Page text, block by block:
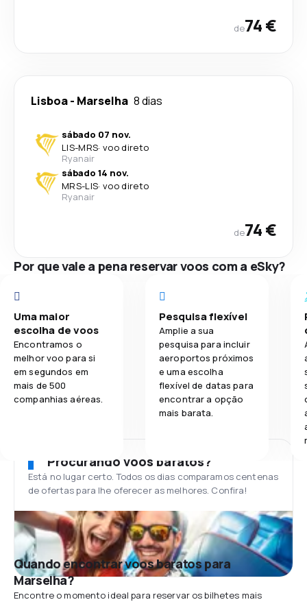
de74 €
Lisboa- Marselha 8 dias
sábado 07 nov.
LIS-MRS· voo direto
Ryanair
sábado 14 nov.
MRS-LIS· voo direto
Ryanair
de74 €
Por que vale a pena reservar voos com a eSky?
Uma maior
escolha de voos
Encontramos o
melhor voo para si
em segundos em
mais de 500
companhias aéreas.
Pesquisa flexível
Amplie a sua
pesquisa para incluir
aeroportos próximos
e uma escolha
flexível de datas para
encontrar a opção
mais barata.
Procurando voos baratos?
Está no lugar certo. Todos os dias comparamos centenas
de ofertas para lhe oferecer as melhores. Confira!
Quando encontrar voos baratos para
Marselha?
Encontre o momento ideal para reservar os bilhetes mais